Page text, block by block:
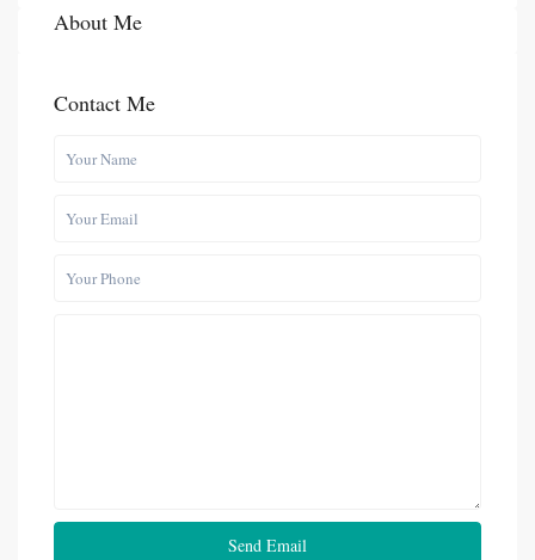
About Me
Contact Me